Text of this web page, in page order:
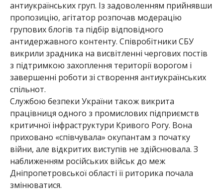
антиукраїнських груп. Із задоволенням прийнявши
пропозицію, агітатор розпочав модерацію
групових блогів та підбір відповідного
антидержавного контенту. Співробітники СБУ
викрили зрадника на висвітленні чергових постів
з підтримкою захоплення території ворогом і
завершенні роботи зі створення антиукраїнських
спільнот.
Службою безпеки України також викрита
працівниця одного з промислових підприємств
критичної інфраструктури Кривого Рогу. Вона
приховано «співчувала» окупантам з початку
війни, але відкритих виступів не здійснювала. З
наближенням російських військ до меж
Дніпропетровської області її риторика почала
змінюватися.